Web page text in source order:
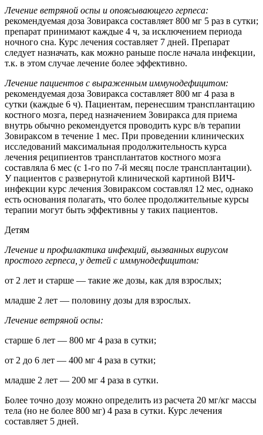
Лечение ветряной оспы и опоясывающего герпеса:
рекомендуемая доза Зовиракса составляет 800 мг 5 раз в сутки;
препарат принимают каждые 4 ч, за исключением периода
ночного сна. Курс лечения составляет 7 дней. Препарат
следует назначать, как можно раньше после начала инфекции,
т.к. в этом случае лечение более эффективно.
Лечение пациентов с выраженным иммунодефицитом:
рекомендуемая доза Зовиракса составляет 800 мг 4 раза в
сутки (каждые 6 ч). Пациентам, перенесшим трансплантацию
костного мозга, перед назначением Зовиракса для приема
внутрь обычно рекомендуется проводить курс в/в терапии
Зовираксом в течение 1 мес. При проведении клинических
исследований максимальная продолжительность курса
лечения реципиентов трансплантатов костного мозга
составляла 6 мес (с 1-го по 7-й месяц после трансплантации).
У пациентов с развернутой клинической картиной ВИЧ-
инфекции курс лечения Зовираксом составлял 12 мес, однако
есть основания полагать, что более продолжительные курсы
терапии могут быть эффективны у таких пациентов.
Детям
Лечение и профилактика инфекций, вызванных вирусом
простого герпеса, у детей с иммунодефицитом:
от 2 лет и старше — такие же дозы, как для взрослых;
младше 2 лет — половину дозы для взрослых.
Лечение ветряной оспы:
старше 6 лет — 800 мг 4 раза в сутки;
от 2 до 6 лет — 400 мг 4 раза в сутки;
младше 2 лет — 200 мг 4 раза в сутки.
Более точно дозу можно определить из расчета 20 мг/кг массы
тела (но не более 800 мг) 4 раза в сутки. Курс лечения
составляет 5 дней.